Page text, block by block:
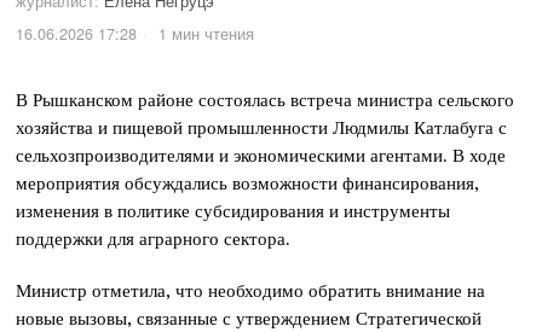
16.06.2026 17:28
1 мин чтения
В Рышканском районе состоялась встреча министра сельского
хозяйства и пищевой промышленности Людмилы Катлабуга с
сельхозпроизводителями и экономическими агентами. В ходе
мероприятия обсуждались возможности финансирования,
изменения в политике субсидирования и инструменты
поддержки для аграрного сектора.
Министр отметила, что необходимо обратить внимание на
новые вызовы, связанные с утверждением Стратегической